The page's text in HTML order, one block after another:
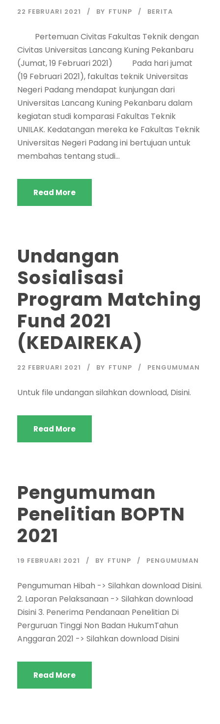
22 FEBRUARI 2021 BY FTUNP BERITA
Pertemuan Civitas Fakultas Teknik dengan
Civitas Universitas Lancang Kuning Pekanbaru
(Jumat, 19 Februari 2021) Pada hari jumat
(19 Februari 2021), fakultas teknik Universitas
Negeri Padang mendapat kunjungan dari
Universitas Lancang Kuning Pekanbaru dalam
kegiatan studi komparasi Fakultas Teknik
UNILAK. Kedatangan mereka ke Fakultas Teknik
Universitas Negeri Padang ini bertujuan untuk
membahas tentang studi...
Read More
Undangan
Sosialisasi
Program Matching
Fund 2021
(KEDAIREKA)
22 FEBRUARI 2021 BY FTUNP PENGUMUMAN
Untuk file undangan silahkan download, Disini.
Read More
Pengumuman
Penelitian BOPTN
2021
19 FEBRUARI 2021 BY FTUNP PENGUMUMAN
Pengumuman Hibah -> Silahkan download Disini.
2. Laporan Pelaksanaan -> Silahkan download
Disini 3. Penerima Pendanaan Penelitian Di
Perguruan Tinggi Non Badan HukumTahun
Anggaran 2021 -> Silahkan download Disini
Read More